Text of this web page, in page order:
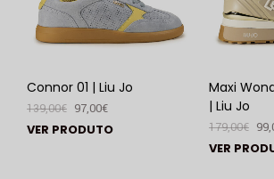
Connor 01 | Liu Jo
139,00€ 97,00€
VER PRODUTO
Maxi
| Liu Jo
179,00€
VER